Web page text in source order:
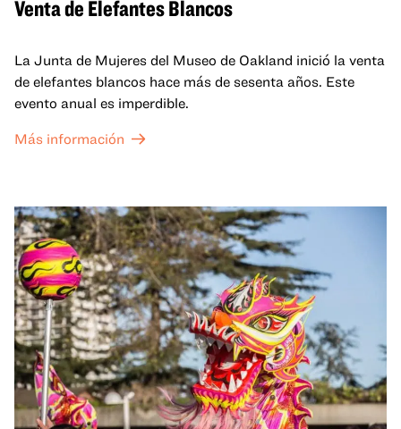
Venta de Elefantes Blancos
La Junta de Mujeres del Museo de Oakland inició la venta
de elefantes blancos hace más de sesenta años. Este
evento anual es imperdible.
Más información